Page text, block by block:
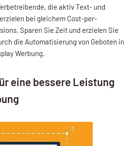
die aktiv Text- und
bei gleichem Cost-per-
Sparen Sie Zeit und erzielen Sie
die Automatisierung von Geboten in
Werbung.
eine bessere Leistung